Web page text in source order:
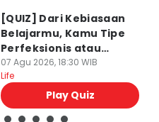
[QUIZ] Dari Kebiasaan
Belajarmu, Kamu Tipe
Perfeksionis atau
Deadliner?
07 Agu 2026, 18:30 WIB
Life
Play Quiz